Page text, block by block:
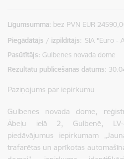
Līgumsumma bez PVN EUR
Piegādātājs / izpildītājs: SIA "Euro -
Pasūtītājs Gulbenes novada dome
Rezultātu publicēšanas datums
Paziņojums par iepirkumu
Gulbenes novada dome,
Ābeļu ielā 2, Gulbenē, LV-
piedāvājumus iepirkumam
trafarētas un aprīkotas